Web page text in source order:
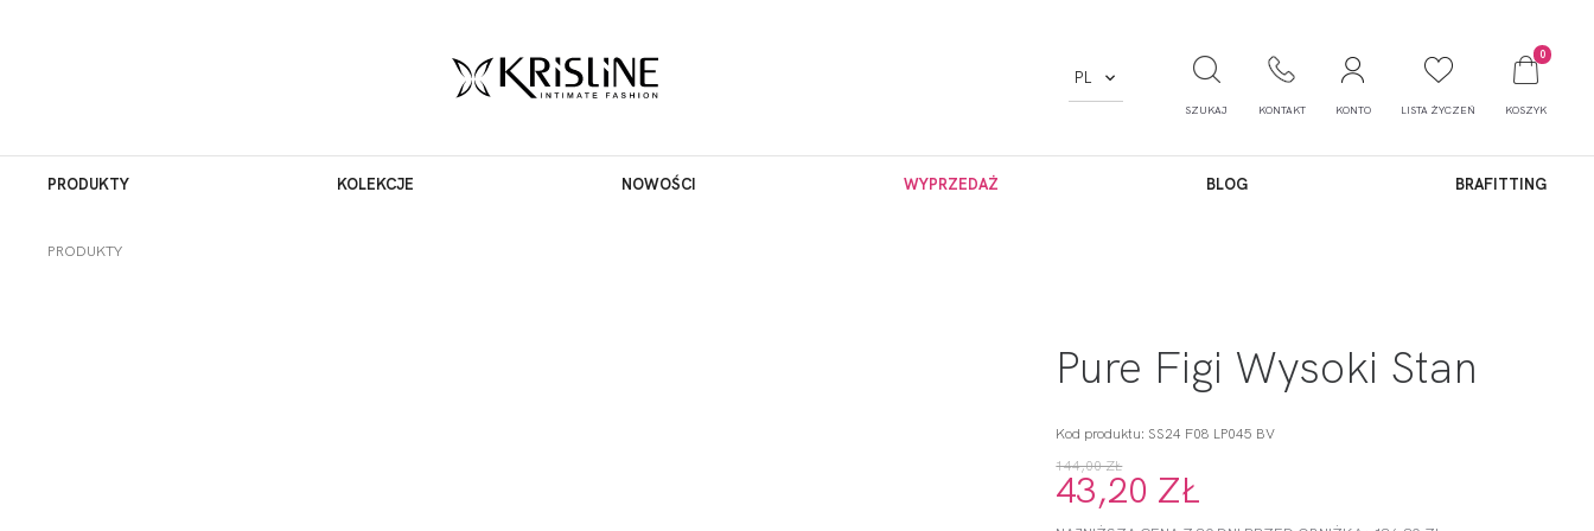
PL
SZUKAJ KONTAKT KONTO LISTA ŻYCZEŃ
0
KOSZYK
PRODUKTY KOLEKCJE NOWOŚCI WYPRZEDAŻ BLOG BRAFITTING
PRODUKTY
Pure Figi Wysoki Stan
Kod produktu: SS24 F08 LP045 BV
144,00 ZŁ
43,20 ZŁ